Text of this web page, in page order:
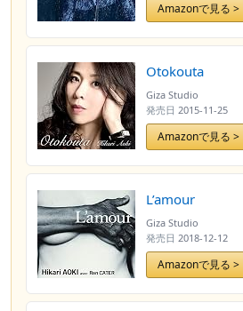
Amazonで見る >
Otokouta
Giza Studio
発売日 2015-11-25
Amazonで見る >
L’amour
Giza Studio
発売日 2018-12-12
Amazonで見る >